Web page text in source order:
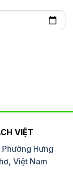
VIỆT
Hưng
Việt Nam